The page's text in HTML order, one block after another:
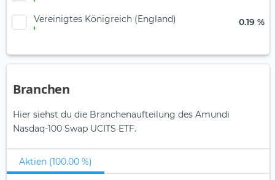
Vereinigtes Königreich (England) 0.19 %
Branchen
Hier siehst du die Branchenaufteilung des Amundi
Nasdaq-100 Swap UCITS ETF.
Aktien (100.00 %)